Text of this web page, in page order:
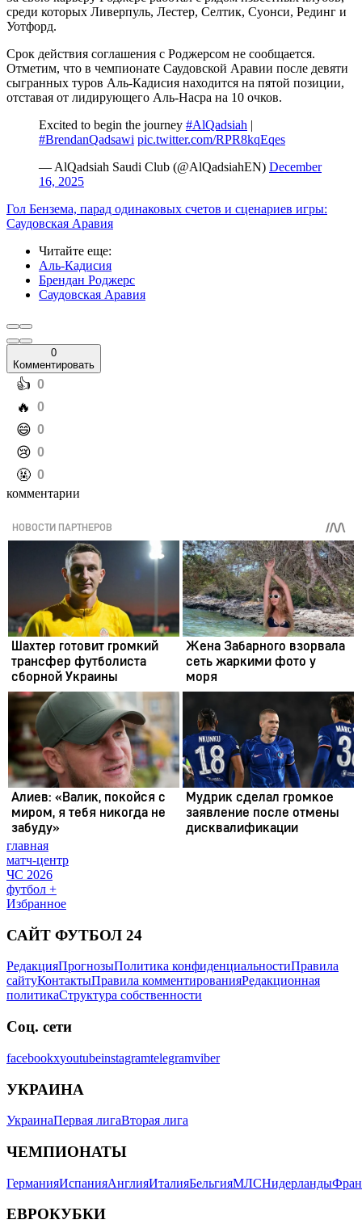
среди которых Ливерпуль, Лестер, Селтик, Суонси, Рединг и
Уотфорд.
Срок действия соглашения с Роджерсом не сообщается.
Отметим, что в чемпионате Саудовской Аравии после девяти
сыгранных туров Аль-Кадисия находится на пятой позиции,
отставая от лидирующего Аль-Насра на 10 очков.
Excited to begin the journey ️ #AlQadsiah |
#BrendanQadsawi pic.twitter.com/RPR8kqEqes
— AlQadsiah Saudi Club (@AlQadsiahEN) December
16, 2025
Гол Бензема, парад одинаковых счетов и сценариев игры:
Саудовская Аравия
Читайте еще:
Аль-Кадисия
Брендан Роджерс
Саудовская Аравия
0
Комментировать
️👍 0
️🔥 0
️😄 0
️😢 0
️🤬 0
комментарии
главная
матч-центр
ЧС 2026
футбол +
Избранное
САЙТ ФУТБОЛ 24
РедакцияПрогнозыПолитика конфиденциальностиПравила
сайтуКонтактыПравила комментированияРедакционная
политикаСтруктура собственности
Соц. сети
facebookxyoutubeinstagramtelegramviber
УКРАИНА
УкраинаПервая лигаВторая лига
ЧЕМПИОНАТЫ
ГерманияИспанияАнглияИталияБельгияМЛСНидерланды
ЕВРОКУБКИ